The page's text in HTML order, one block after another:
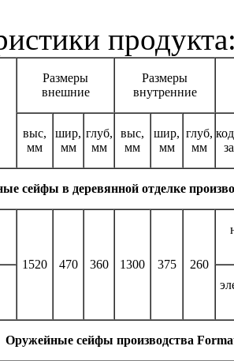
Размеры
внешние
Размеры
внутренние
выс,
мм
шир,
мм
глуб,
мм
выс,
мм
шир,
мм
глуб,
мм
сейфы в деревянной отделке
1520
470 360 1300 375 260
Оружейные сейфы производства